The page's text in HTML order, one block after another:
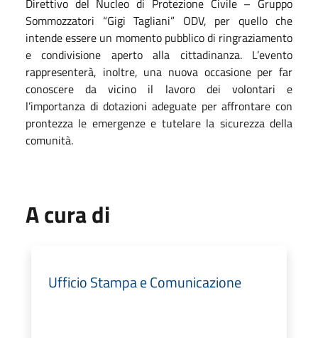
Sommozzatori “Gigi Tagliani” ODV, per quello che
intende essere un momento pubblico di ringraziamento
e condivisione aperto alla cittadinanza. L’evento
rappresenterà, inoltre, una nuova occasione per far
conoscere da vicino il lavoro dei volontari e
l’importanza di dotazioni adeguate per affrontare con
prontezza le emergenze e tutelare la sicurezza della
comunità.
A cura di
Ufficio Stampa e Comunicazione